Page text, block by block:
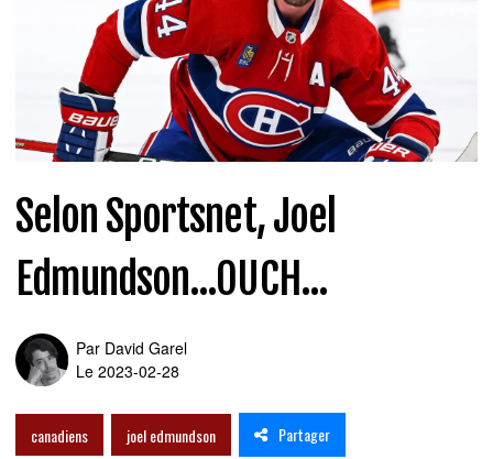
Selon Sportsnet, Joel
Edmundson...OUCH...
Par David Garel
Le 2023-02-28
canadiens joel edmundson Partager